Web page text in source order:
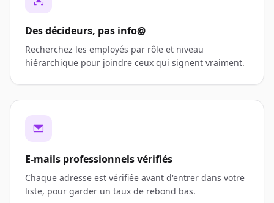
Des décideurs, pas info@
Recherchez les employés par rôle et niveau
hiérarchique pour joindre ceux qui signent vraiment.
E-mails professionnels vérifiés
Chaque adresse est vérifiée avant d'entrer dans votre
liste, pour garder un taux de rebond bas.